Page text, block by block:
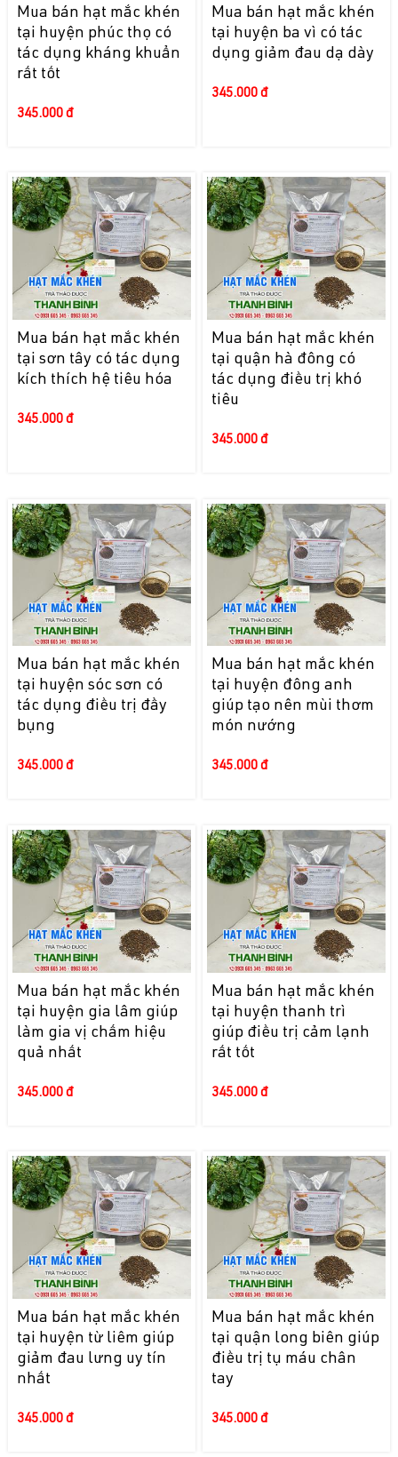
Mua bán hạt mắc khén
tại huyện phúc thọ có
tác dụng kháng khuẩn
rất tốt
345.000 đ
Mua bán hạt mắc khén
tại huyện ba vì có tác
dụng giảm đau dạ dày
345.000 đ
Mua bán hạt mắc khén
tại sơn tây có tác dụng
kích thích hệ tiêu hóa
345.000 đ
Mua bán hạt mắc khén
tại quận hà đông có
tác dụng điều trị khó
tiêu
345.000 đ
Mua bán hạt mắc khén
tại huyện sóc sơn có
tác dụng điều trị đầy
bụng
345.000 đ
Mua bán hạt mắc khén
tại huyện đông anh
giúp tạo nên mùi thơm
món nướng
345.000 đ
Mua bán hạt mắc khén
tại huyện gia lâm giúp
làm gia vị chấm hiệu
quả nhất
345.000 đ
Mua bán hạt mắc khén
tại huyện thanh trì
giúp điều trị cảm lạnh
rất tốt
345.000 đ
Mua bán hạt mắc khén
tại huyện từ liêm giúp
giảm đau lưng uy tín
nhất
345.000 đ
Mua bán hạt mắc khén
tại quận long biên giúp
điều trị tụ máu chân
tay
345.000 đ